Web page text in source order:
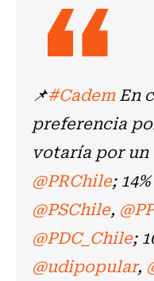
📌#CademEn
preferencia
votaría por
@PRChile;
@PSChile,
@PDC_Chile;
@udipopular,